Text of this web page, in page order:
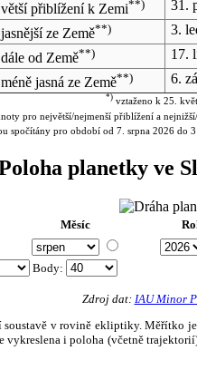
přiblížení k Zemi**) 31.
ze Země**) 3.
od Země**) 17.
jasná ze Země**) 6.
*)vztaženo k 25.
pro největší/nejmenší přiblížení a
spočítány pro období od 7. srpna 2026 do
planetky ve
Měsíc
Body:
Zdroj dat: IAU Minor
v rovině ekliptiky.
i poloha (včetně